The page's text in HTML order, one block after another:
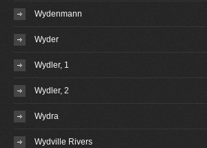
Wydenmann
Wyder
Wydler, 1
Wydler, 2
Wydra
Wydville Rivers